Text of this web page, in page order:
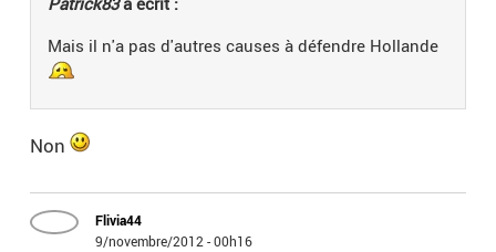
Mais il n'a pas d'autres causes à défendre Hollande
Non
Flivia44
9/novembre/2012 - 00h16